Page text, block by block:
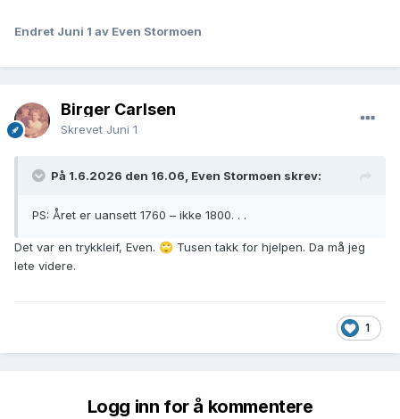
Endret Juni 1 av Even Stormoen
Birger Carlsen
Skrevet Juni 1
På 1.6.2026 den 16.06, Even Stormoen skrev:
PS: Året er uansett 1760 – ikke 1800. . .
Det var en trykkleif, Even. 🙄 Tusen takk for hjelpen. Da må jeg
lete videre.
1
Logg inn for å kommentere